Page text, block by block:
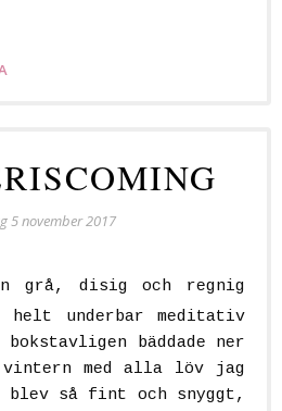
5 november 2017
grå, disig och regnig
helt underbar meditativ
bäddade ner
med alla löv jag
blev så fint och snyggt,